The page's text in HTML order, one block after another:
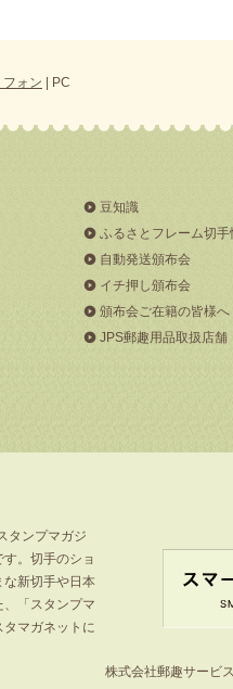
フォン | PC
豆知識
ふるさとフレーム切手
自動発送頒布会
イチ押し頒布会
頒布会ご在籍の皆様へ
JPS郵趣用品取扱店舗
タンプマガジ
。切手のショ
な新切手や日本
「スタンプマ
マガネットに
株式会社郵趣サー